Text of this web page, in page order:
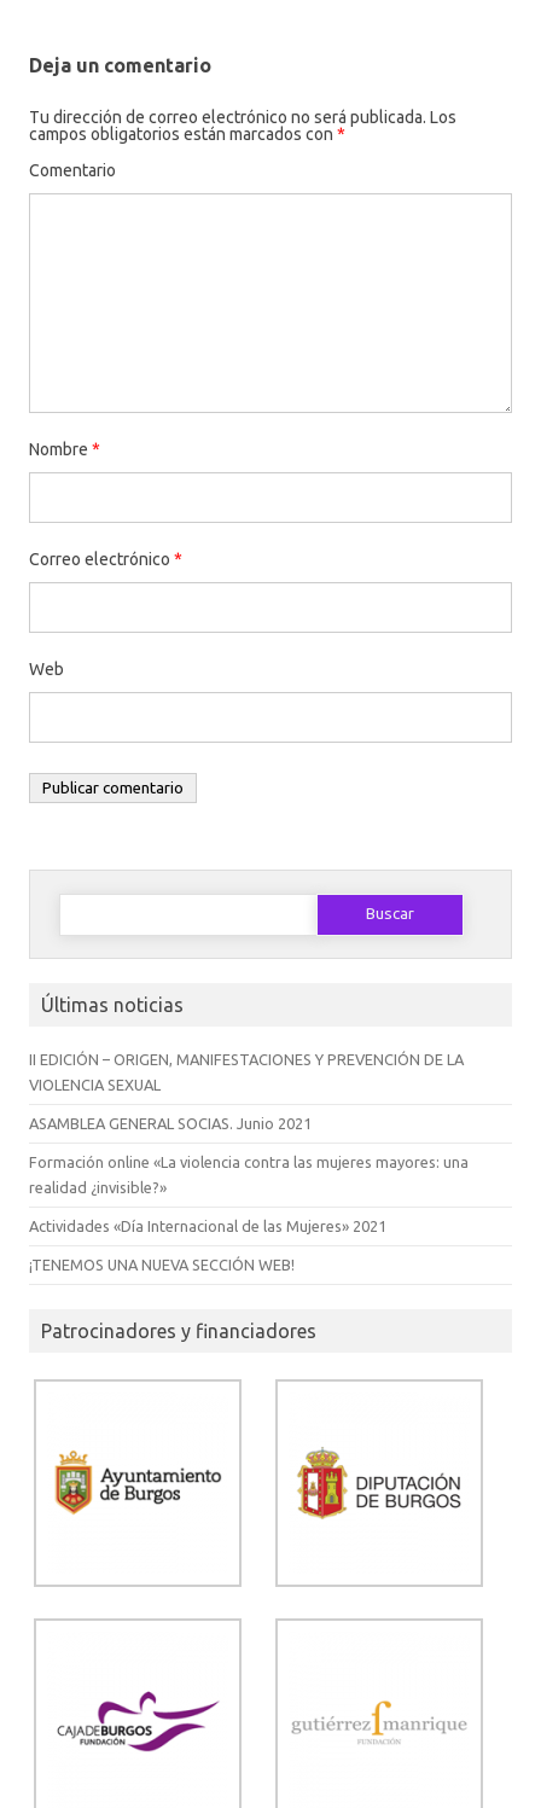
Deja un comentario
Tu dirección de correo electrónico no será publicada. Los
campos obligatorios están marcados con *
Comentario
Nombre *
Correo electrónico *
Web
Buscar:
Últimas noticias
II EDICIÓN – ORIGEN, MANIFESTACIONES Y PREVENCIÓN DE LA
VIOLENCIA SEXUAL
ASAMBLEA GENERAL SOCIAS. Junio 2021
Formación online «La violencia contra las mujeres mayores: una
realidad ¿invisible?»
Actividades «Día Internacional de las Mujeres» 2021
¡TENEMOS UNA NUEVA SECCIÓN WEB!
Patrocinadores y financiadores